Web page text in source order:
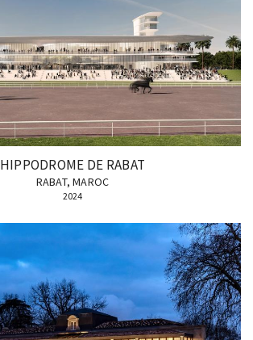
HIPPODROME DE RABAT
RABAT, MAROC
2024